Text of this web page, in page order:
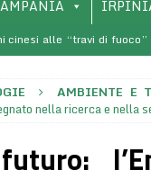
cinesi alle “travi di
la
una tecnica di
AMBIENTE E
nella ricerca e nella